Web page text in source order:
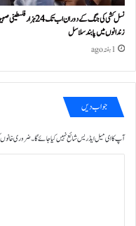
نسل کشی کی جنگ کے دوران اب تک 24ہزار
زندانوں میں پابند سلاسل
1 ہفتہ ago
جواب دیں
آپ کا ای میل ایڈریس شائع نہیں کیا جائے گا۔ضروری خانوں